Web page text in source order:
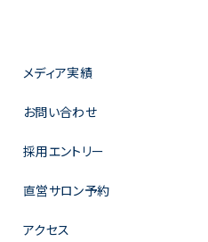
メディア実績
お問い合わせ
採用エントリー
直営サロン予約
アクセス